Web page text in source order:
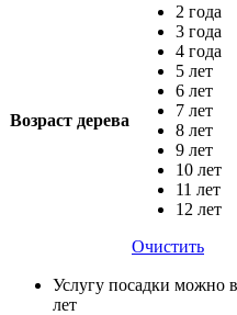
Возраст дерева
2 года
3 года
4 года
5 лет
6 лет
7 лет
8 лет
9 лет
10 лет
11 лет
12 лет
Очистить
Услугу посадки можно
лет